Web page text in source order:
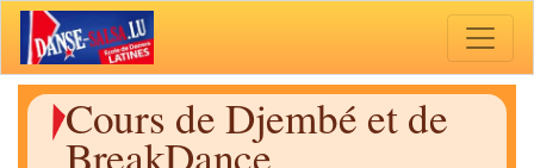
Cours de Djembé et de